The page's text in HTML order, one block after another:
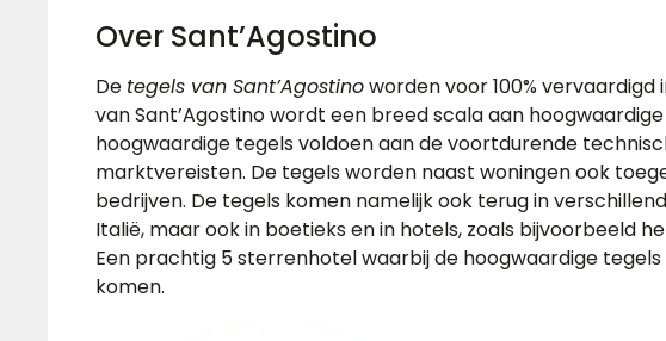
Over Sant’Agostino
De tegels van Sant’Agostinoworden voor 100%
van Sant’Agostino wordt een breed scala aan
hoogwaardige tegels voldoen aan de voortdurende
marktvereisten. De tegels worden naast woningen ook
bedrijven. De tegels komen namelijk ook terug in
Italië, maar ook in boetieks en in hotels, zoals bijvoorbeeld
Een prachtig 5 sterrenhotel waarbij de hoogwaardige
komen.